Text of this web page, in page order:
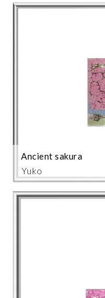
Yuko
Ancient sakura